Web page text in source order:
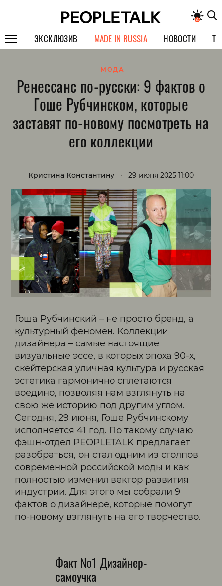
ЭКСКЛЮЗИВ
ИНТЕРВЬЮ
ПОКОЛЕНИЕ
MADE IN RUSSIA НОВОСТИ
МОДА
Ренессанс по-русски: 9 фактов о
Гоше Рубчинском, которые
заставят по-новому посмотреть на
его коллекции
Кристина Константину • 29 июня 2025 11:00
Гоша Рубчинский – не просто бренд, а
культурный феномен. Коллекции
дизайнера – самые настоящие
визуальные эссе, в которых эпоха 90-х,
скейтерская уличная культура и русская
эстетика гармонично сплетаются
воедино, позволяя нам взглянуть на
свою же историю под другим углом.
Сегодня, 29 июня, Гоше Рубчинскому
исполняется 41 год. По такому случаю
фэшн-отдел PEOPLETALK предлагает
разобраться, он стал одним из столпов
современной российской моды и как
полностью изменил вектор развития
индустрии. Для этого мы собрали 9
фактов о дизайнере, которые помогут
по-новому взглянуть на его творчество.
Факт №1 Дизайнер-
самоучка